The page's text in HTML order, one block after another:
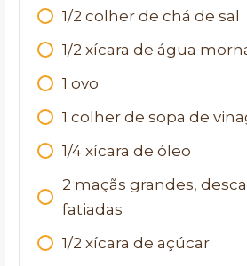
1/2 colher de chá de sal
1/2 xícara de água
1 ovo
1 colher de sopa de
1/4 xícara de óleo
2 maçãs grandes,
fatiadas
1/2 xícara de açúcar